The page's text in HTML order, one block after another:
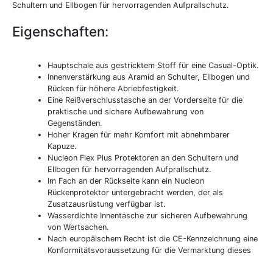
Schultern und Ellbogen für hervorragenden Aufprallschutz.
Eigenschaften:
Hauptschale aus gestricktem Stoff für eine Casual-Optik.
Innenverstärkung aus Aramid an Schulter, Ellbogen und
Rücken für höhere Abriebfestigkeit.
Eine Reißverschlusstasche an der Vorderseite für die
praktische und sichere Aufbewahrung von
Gegenständen.
Hoher Kragen für mehr Komfort mit abnehmbarer
Kapuze.
Nucleon Flex Plus Protektoren an den Schultern und
Ellbogen für hervorragenden Aufprallschutz.
Im Fach an der Rückseite kann ein Nucleon
Rückenprotektor untergebracht werden, der als
Zusatzausrüstung verfügbar ist.
Wasserdichte Innentasche zur sicheren Aufbewahrung
von Wertsachen.
Nach europäischem Recht ist die CE-Kennzeichnung eine
Konformitätsvoraussetzung für die Vermarktung dieses